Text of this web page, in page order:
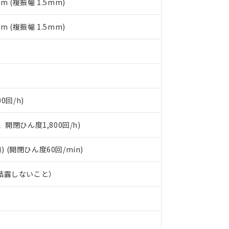
(複振幅 1.5mm)
(複振幅 1.5mm)
回/h)
開閉ひん度1,800回/h)
) (開閉ひん度60回/min)
しないこと）
への在庫切替を完了していることから、特段のことがない限り、
。